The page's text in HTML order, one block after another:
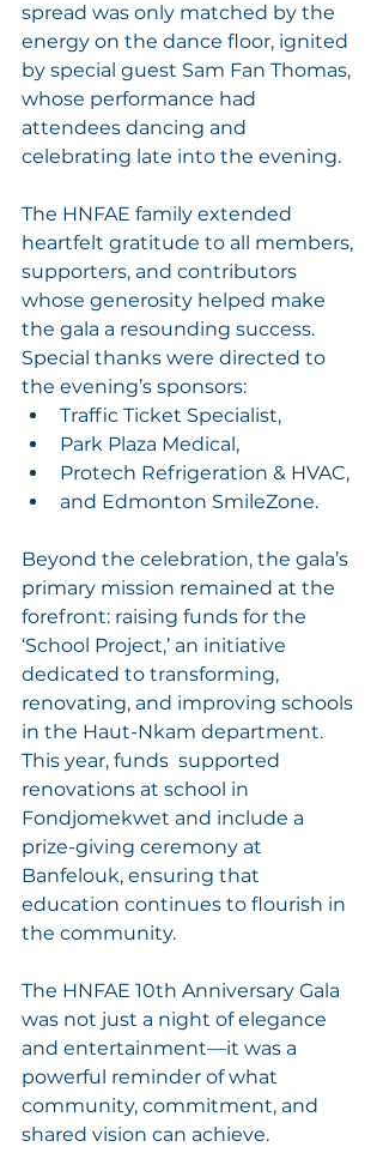
spread was only matched by the
energy on the dance floor, ignited
by special guest Sam Fan Thomas,
whose performance had
attendees dancing and
celebrating late into the evening.
The HNFAE family extended
heartfelt gratitude to all members,
supporters, and contributors
whose generosity helped make
the gala a resounding success.
Special thanks were directed to
the evening’s sponsors:
Traffic Ticket Specialist,
Park Plaza Medical,
Protech Refrigeration & HVAC,
and Edmonton SmileZone.
Beyond the celebration, the gala’s
primary mission remained at the
forefront: raising funds for the
‘School Project,’ an initiative
dedicated to transforming,
renovating, and improving schools
in the Haut-Nkam department.
This year, funds  supported
renovations at school in
Fondjomekwet and include a
prize-giving ceremony at
Banfelouk, ensuring that
education continues to flourish in
the community.
The HNFAE 10th Anniversary Gala
was not just a night of elegance
and entertainment—it was a
powerful reminder of what
community, commitment, and
shared vision can achieve.